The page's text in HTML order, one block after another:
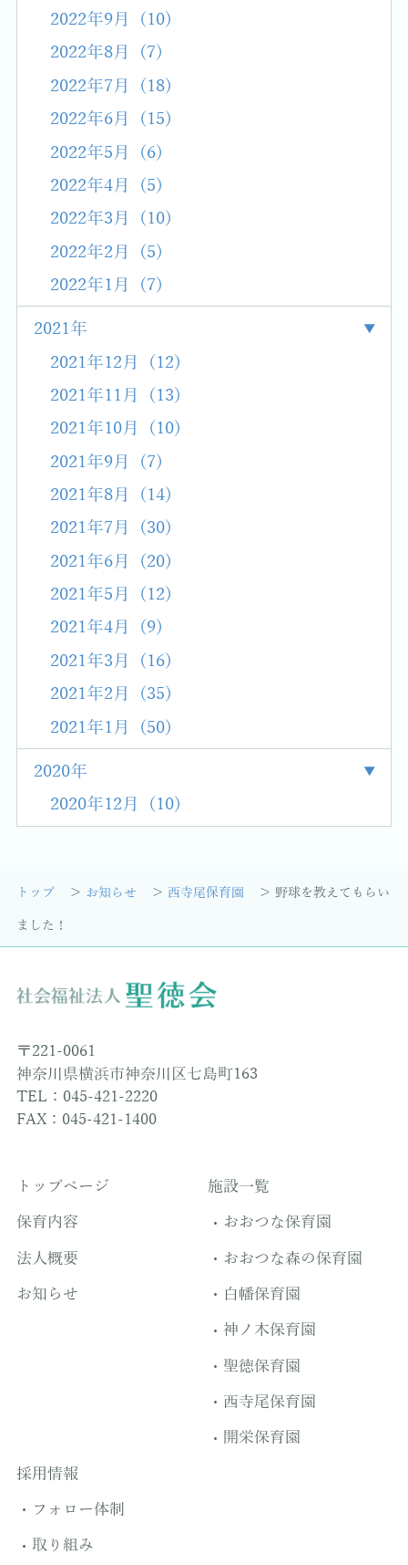
2022年9月 (10)
2022年8月 (7)
2022年7月 (18)
2022年6月 (15)
2022年5月 (6)
2022年4月 (5)
2022年3月 (10)
2022年2月 (5)
2022年1月 (7)
2021年
2021年12月 (12)
2021年11月 (13)
2021年10月 (10)
2021年9月 (7)
2021年8月 (14)
2021年7月 (30)
2021年6月 (20)
2021年5月 (12)
2021年4月 (9)
2021年3月 (16)
2021年2月 (35)
2021年1月 (50)
2020年
2020年12月 (10)
トップ お知らせ 西寺尾保育園 野球を教えてもらい
ました！
〒221-0061
神奈川県横浜市神奈川区七島町163
TEL：045-421-2220
FAX：045-421-1400
トップページ
保育内容
法人概要
お知らせ
施設一覧
おおつな保育園
おおつな森の保育園
白幡保育園
神ノ木保育園
聖徳保育園
西寺尾保育園
開栄保育園
採用情報
フォロー体制
取り組み